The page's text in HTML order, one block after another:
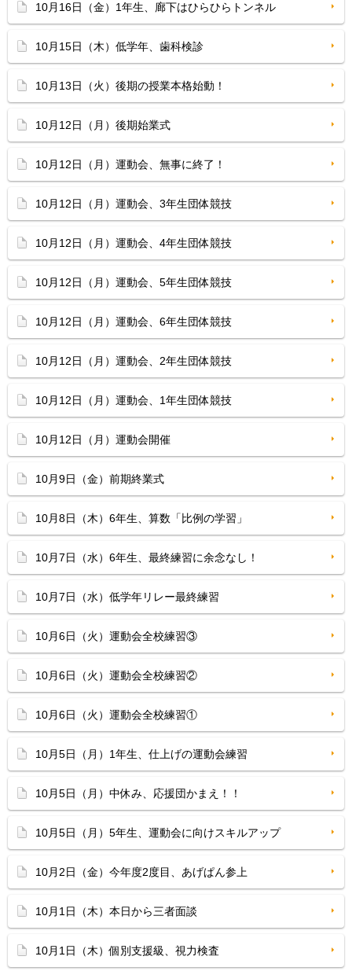
10月16日（金）1年生、廊下はひらひらトンネル
10月15日（木）低学年、歯科検診
10月13日（火）後期の授業本格始動！
10月12日（月）後期始業式
10月12日（月）運動会、無事に終了！
10月12日（月）運動会、3年生団体競技
10月12日（月）運動会、4年生団体競技
10月12日（月）運動会、5年生団体競技
10月12日（月）運動会、6年生団体競技
10月12日（月）運動会、2年生団体競技
10月12日（月）運動会、1年生団体競技
10月12日（月）運動会開催
10月9日（金）前期終業式
10月8日（木）6年生、算数「比例の学習」
10月7日（水）6年生、最終練習に余念なし！
10月7日（水）低学年リレー最終練習
10月6日（火）運動会全校練習③
10月6日（火）運動会全校練習②
10月6日（火）運動会全校練習①
10月5日（月）1年生、仕上げの運動会練習
10月5日（月）中休み、応援団かまえ！！
10月5日（月）5年生、運動会に向けスキルアップ
10月2日（金）今年度2度目、あげぱん参上
10月1日（木）本日から三者面談
10月1日（木）個別支援級、視力検査